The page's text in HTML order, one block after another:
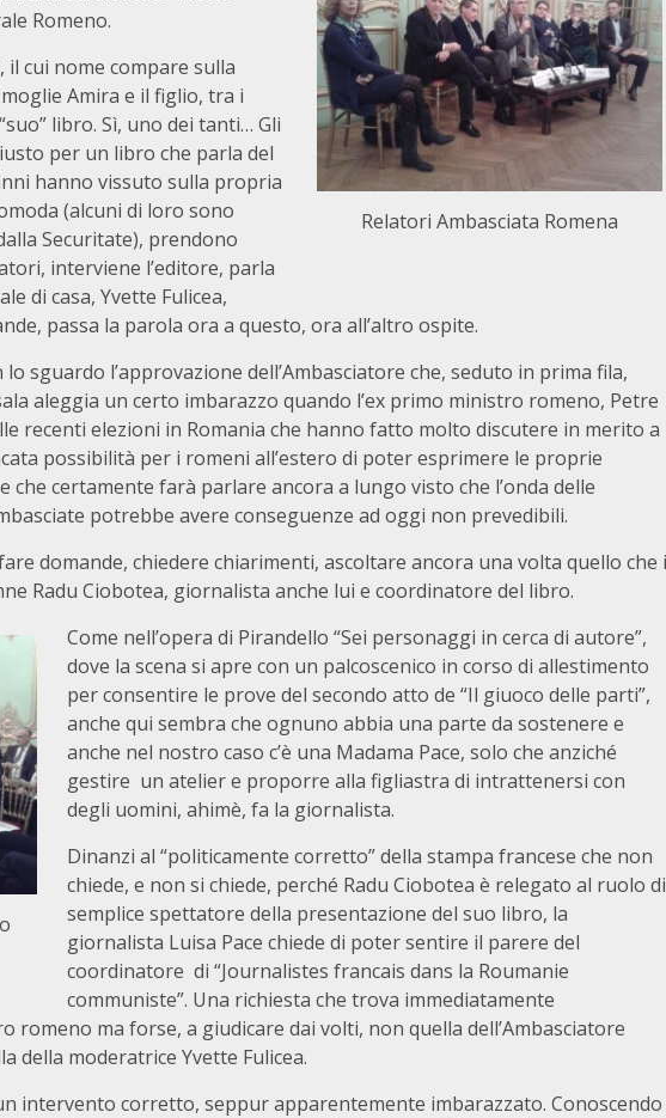
Relatori Ambasciata Romena
Romeno.
il cui nome compare sulla
Amira e il figlio, tra i
libro. Sì, uno dei tanti… Gli
per un libro che parla del
hanno vissuto sulla propria
(alcuni di loro sono
Securitate), prendono
interviene l’editore, parla
di casa, Yvette Fulicea,
passa la parola ora a questo, ora all’altro ospite.
sguardo l’approvazione dell’Ambasciatore che, seduto in prima fila,
aleggia un certo imbarazzo quando l’ex primo ministro romeno, Petre
recenti elezioni in Romania che hanno fatto molto discutere in merito a
possibilità per i romeni all’estero di poter esprimere le proprie
certamente farà parlare ancora a lungo visto che l’onda delle
potrebbe avere conseguenze ad oggi non prevedibili.
domande, chiedere chiarimenti, ascoltare ancora una volta quello che i
Radu Ciobotea, giornalista anche lui e coordinatore del libro.
Come nell’opera di Pirandello “Sei personaggi in cerca di autore”,
dove la scena si apre con un palcoscenico in corso di allestimento
per consentire le prove del secondo atto de “Il giuoco delle parti”,
anche qui sembra che ognuno abbia una parte da sostenere e
anche nel nostro caso c’è una Madama Pace, solo che anziché
gestire un atelier e proporre alla figliastra di intrattenersi con
degli uomini, ahimè, fa la giornalista.
Dinanzi al “politicamente corretto” della stampa francese che non
chiede, e non si chiede, perché Radu Ciobotea è relegato al ruolo di
semplice spettatore della presentazione del suo libro, la
giornalista Luisa Pace chiede di poter sentire il parere del
coordinatore di “Journalistes francais dans la Roumanie
communiste”. Una richiesta che trova immediatamente
romeno ma forse, a giudicare dai volti, non quella dell’Ambasciatore
della moderatrice Yvette Fulicea.
intervento corretto, seppur apparentemente imbarazzato. Conoscendo